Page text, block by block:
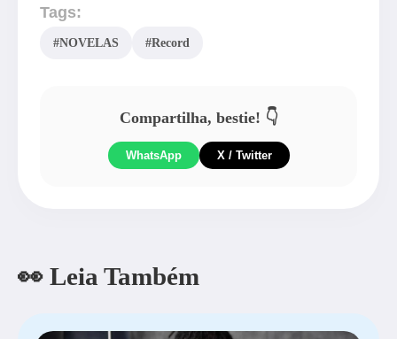
Tags:
#NOVELAS #Record
Compartilha, bestie! 👇
WhatsApp X / Twitter
👀 Leia Também